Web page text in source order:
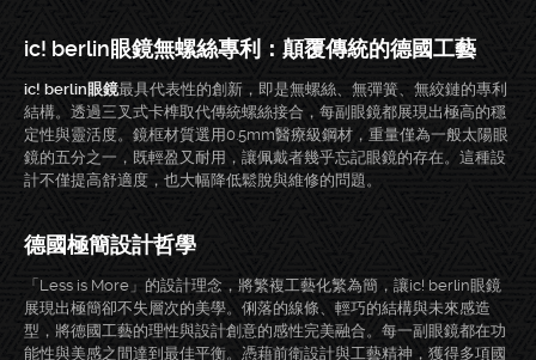
ic! berlin眼鏡無螺絲專利：顛覆傳統的德國工藝
ic! berlin眼鏡最具代表性的創新，即是無螺絲、無彈簧、無絞鏈的專利
結構。透過三叉式卡榫取代傳統螺絲接合，每副眼鏡都展現出極高的穩
定性與靈活度。鏡框材質選用0.5mm醫療級鋼材，重量僅為一般太陽眼
鏡的五分之一，既輕盈又耐用，讓佩戴者幾乎忘記眼鏡的存在。這種設
計不僅提高舒適度，也大幅降低鬆脫與維修的問題。
德國極簡設計哲學
「Less is More」的設計理念，將繁複工藝化繁為簡，讓ic! berlin眼鏡
展現出極簡卻不失層次的美學。俐落的線條、輕巧的結構與未來感造
型，將德國工藝的理性與設計創意的感性完美融合。每一副眼鏡都在功
能性與美感之間達到最佳平衡。憑藉前衛設計與工藝精神，獲得多項國